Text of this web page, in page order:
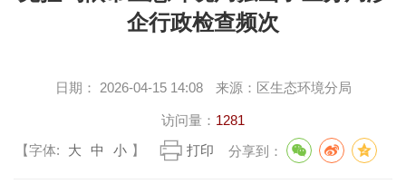
企行政检查频次
日期： 2026-04-15 14:08 来源： 区生态环境分局
访问量： 1281
【字体:
大 中 小 】 打印 分享到：